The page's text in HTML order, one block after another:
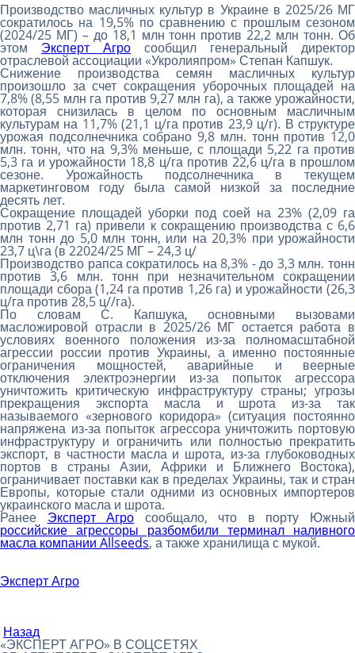
Производство масличных культур в Украине в 2025/26 МГ
сократилось на 19,5% по сравнению с прошлым сезоном
(2024/25 МГ) – до 18,1 млн тонн против 22,2 млн тонн. Об
этом Эксперт Агро сообщил генеральный директор
отраслевой ассоциации «Укролияпром» Степан Капшук.
Снижение производства семян масличных культур
произошло за счет сокращения уборочных площадей на
7,8% (8,55 млн га против 9,27 млн ​​га), а также урожайности,
которая снизилась в целом по основным масличным
культурам на 11,7% (21,1 ц/га против 23,9 ц/г). В структуре
урожая подсолнечника собрано 9,8 млн. тонн против 12,0
млн. тонн, что на 9,3% меньше, с площади 5,22 га против
5,3 га и урожайности 18,8 ц/га против 22,6 ц/га в прошлом
сезоне. Урожайность подсолнечника в текущем
маркетинговом году была самой низкой за последние
десять лет.
Сокращение площадей уборки под соей на 23% (2,09 га
против 2,71 га) привели к сокращению производства с 6,6
млн тонн до 5,0 млн тонн, или на 20,3% при урожайности
23,7 ц\га (в 22024/25 МГ – 24,3 ц/
Производство рапса сократилось на 8,3% - до 3,3 млн. тонн
против 3,6 млн. тонн при незначительном сокращении
площади сбора (1,24 га против 1,26 га) и урожайности (26,3
ц/га против 28,5 ц//га).
По словам С. Капшука, основными вызовами
масложировой отрасли в 2025/26 МГ остается работа в
условиях военного положения из-за полномасштабной
агрессии россии против Украины, а именно постоянные
ограничения мощностей, аварийные и веерные
отключения электроэнергии из-за попыток агрессора
уничтожить критическую инфраструктуру страны; угрозы
прекращения экспорта масла и шрота из-за так
называемого «зернового коридора» (ситуация постоянно
напряжена из-за попыток агрессора уничтожить портовую
инфраструктуру и ограничить или полностью прекратить
экспорт, в частности масла и шрота, из-за глубоководных
портов в страны Азии, Африки и Ближнего Востока),
ограничивает поставки как в пределах Украины, так и стран
Европы, которые стали одними из основных импортеров
украинского масла и шрота.
Ранее Эксперт Агросообщало, что в порту Южный
российские агрессоры разбомбили терминал наливного
масла компании Allseeds, а также хранилища с мукой.
Эксперт Агро
Назад
«ЭКСПЕРТ АГРО» В СОЦСЕТЯХ